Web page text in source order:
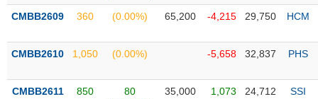
ETF
phiếu
tiết
CMBB2609 360 (0.00%) 65,200 -4,215 29,750 HCM
CMBB2610 1,050 (0.00%) -5,658 32,837 PHS
CMBB2611 850
80
35,000 1,073 24,712 SSI
MỚI
Ngành
(-)